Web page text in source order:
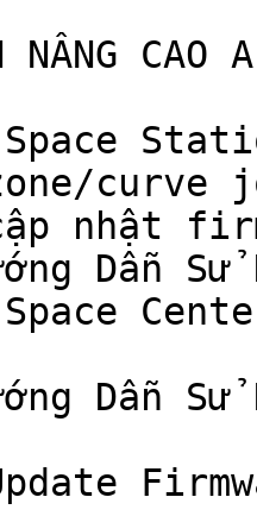
CAO
nhật